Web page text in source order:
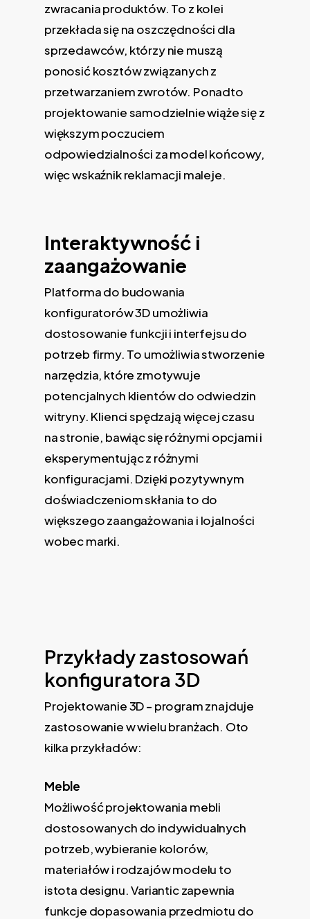
zwracania produktów. To z kolei
przekłada się na oszczędności dla
sprzedawców, którzy nie muszą
ponosić kosztów związanych z
przetwarzaniem zwrotów. Ponadto
projektowanie samodzielnie wiąże się z
większym poczuciem
odpowiedzialności za model końcowy,
więc wskaźnik reklamacji maleje.
Interaktywność i
zaangażowanie
Platforma do budowania
konfiguratorów 3D umożliwia
dostosowanie funkcji i interfejsu do
potrzeb firmy. To umożliwia stworzenie
narzędzia, które zmotywuje
potencjalnych klientów do odwiedzin
witryny. Klienci spędzają więcej czasu
na stronie, bawiąc się różnymi opcjami i
eksperymentując z różnymi
konfiguracjami. Dzięki pozytywnym
doświadczeniom skłania to do
większego zaangażowania i lojalności
wobec marki.
Przykłady zastosowań
konfiguratora 3D
Projektowanie 3D – program znajduje
zastosowanie w wielu branżach. Oto
kilka przykładów:
Meble
Możliwość projektowania mebli
dostosowanych do indywidualnych
potrzeb, wybieranie kolorów,
materiałów i rodzajów modelu to
istota designu. Variantic zapewnia
funkcje dopasowania przedmiotu do